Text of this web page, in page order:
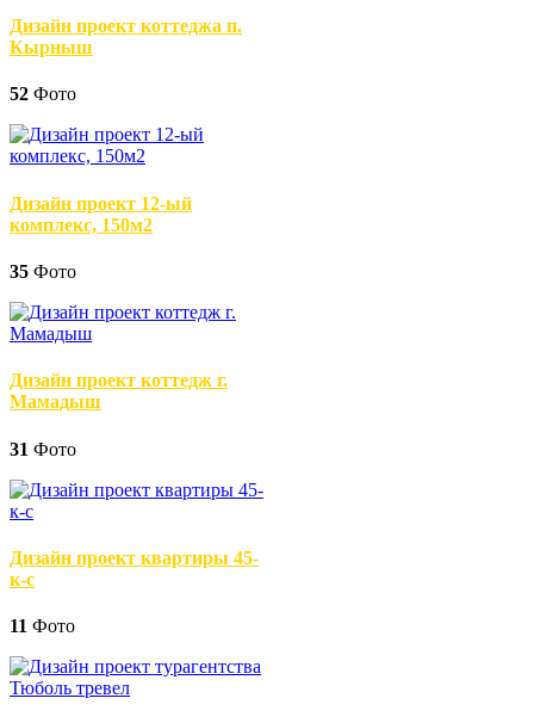
Дизайн проект коттеджа п.
Кырныш
52 Фото
Дизайн проект 12-ый
комплекс, 150м2
35 Фото
Дизайн проект коттедж г.
Мамадыш
31 Фото
Дизайн проект квартиры 45-
к-с
11 Фото